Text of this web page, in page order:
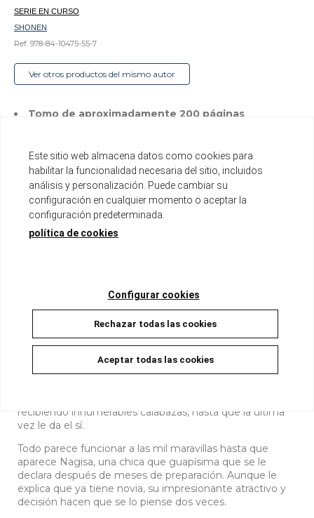
SERIE EN CURSO
SHONEN
Ref. 978-84-10475-55-7
Ver otros productos del mismo autor
Tomo de aproximadamente 200 páginas
Disponible
9,00 € 8,55 €
AÑADIR A LA CESTA
Descripción
Naoya es un chico bastante tontaina, pero con mucha
energía y las hormonas revolucionadas, que ha
recibiendo innumerables calabazas, hasta que la última
vez le da el sí.
Todo parece funcionar a las mil maravillas hasta que
aparece Nagisa, una chica que guapísima que se le
declara después de meses de preparación. Aunque le
explica que ya tiene novia, su impresionante atractivo y
decisión hacen que se lo piense dos veces.
Este sitio web almacena datos como cookies para
habilitar la funcionalidad necesaria del sitio, incluidos
análisis y personalización. Puede cambiar su
configuración en cualquier momento o aceptar la
configuración predeterminada.
política de cookies
Configurar cookies
Rechazar todas las cookies
Aceptar todas las cookies